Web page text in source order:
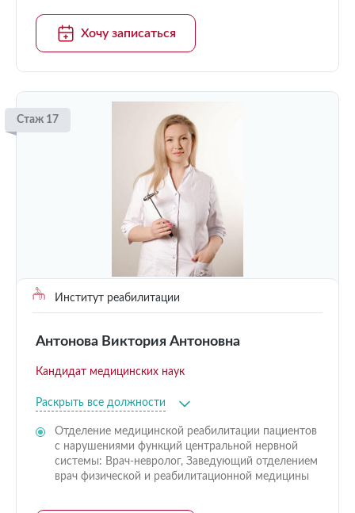
Хочу записаться
Стаж 17
Институт реабилитации
Антонова Виктория Антоновна
Кандидат медицинских наук
Раскрыть все должности
Отделение медицинской реабилитации пациентов
с нарушениями функций центральной нервной
системы: Врач-невролог, Заведующий отделением
врач физической и реабилитационной медицины